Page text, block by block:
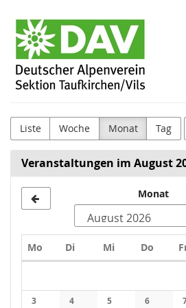
Haupt-
Inhalt
springen
Sektion
Taufkirchen
(Vils)
d.
DAV
e.V.
Liste Woche Monat Tag
Veranstaltungen im August
Monat
Mo Montag
DiDienstag
MiMittwoch
Do
3 4 5 6